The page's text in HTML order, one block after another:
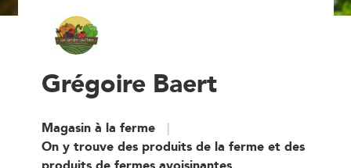
Grégoire Baert
Magasin à la ferme
On y trouve des produits de la ferme et des